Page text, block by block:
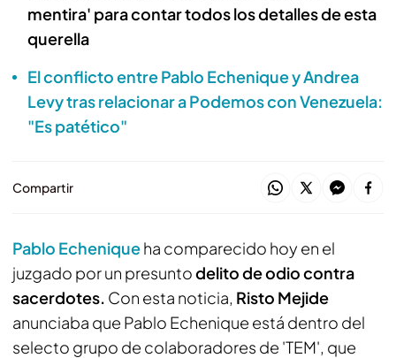
mentira' para contar todos los detalles de esta
querella
El conflicto entre Pablo Echenique y Andrea
Levy tras relacionar a Podemos con Venezuela:
"Es patético"
Compartir
Pablo Echeniqueha comparecido hoy en el
juzgado por un presuntodelito de odio contra
sacerdotes. Con esta noticia, Risto Mejide
anunciaba que Pablo Echenique está dentro del
selecto grupo de colaboradores de 'TEM', que